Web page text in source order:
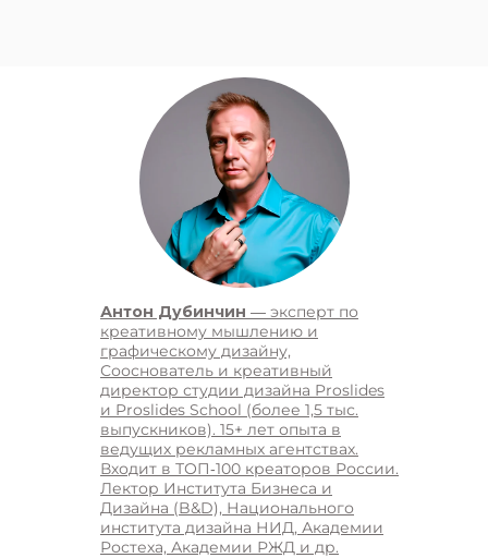
Антон Дубинчин — эксперт по
креативному мышлению и
графическому дизайну,
Сооснователь и креативный
директор студии дизайна Proslides
и Proslides School (более 1,5 тыс.
выпускников). 15+ лет опыта в
ведущих рекламных агентствах.
Входит в ТОП‑100 креаторов России.
Лектор Института Бизнеса и
Дизайна (B&D), Национального
института дизайна НИД, Академии
Ростеха, Академии РЖД и др.